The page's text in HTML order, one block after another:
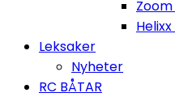
Leksaker
Nyheter
RC BÅTAR